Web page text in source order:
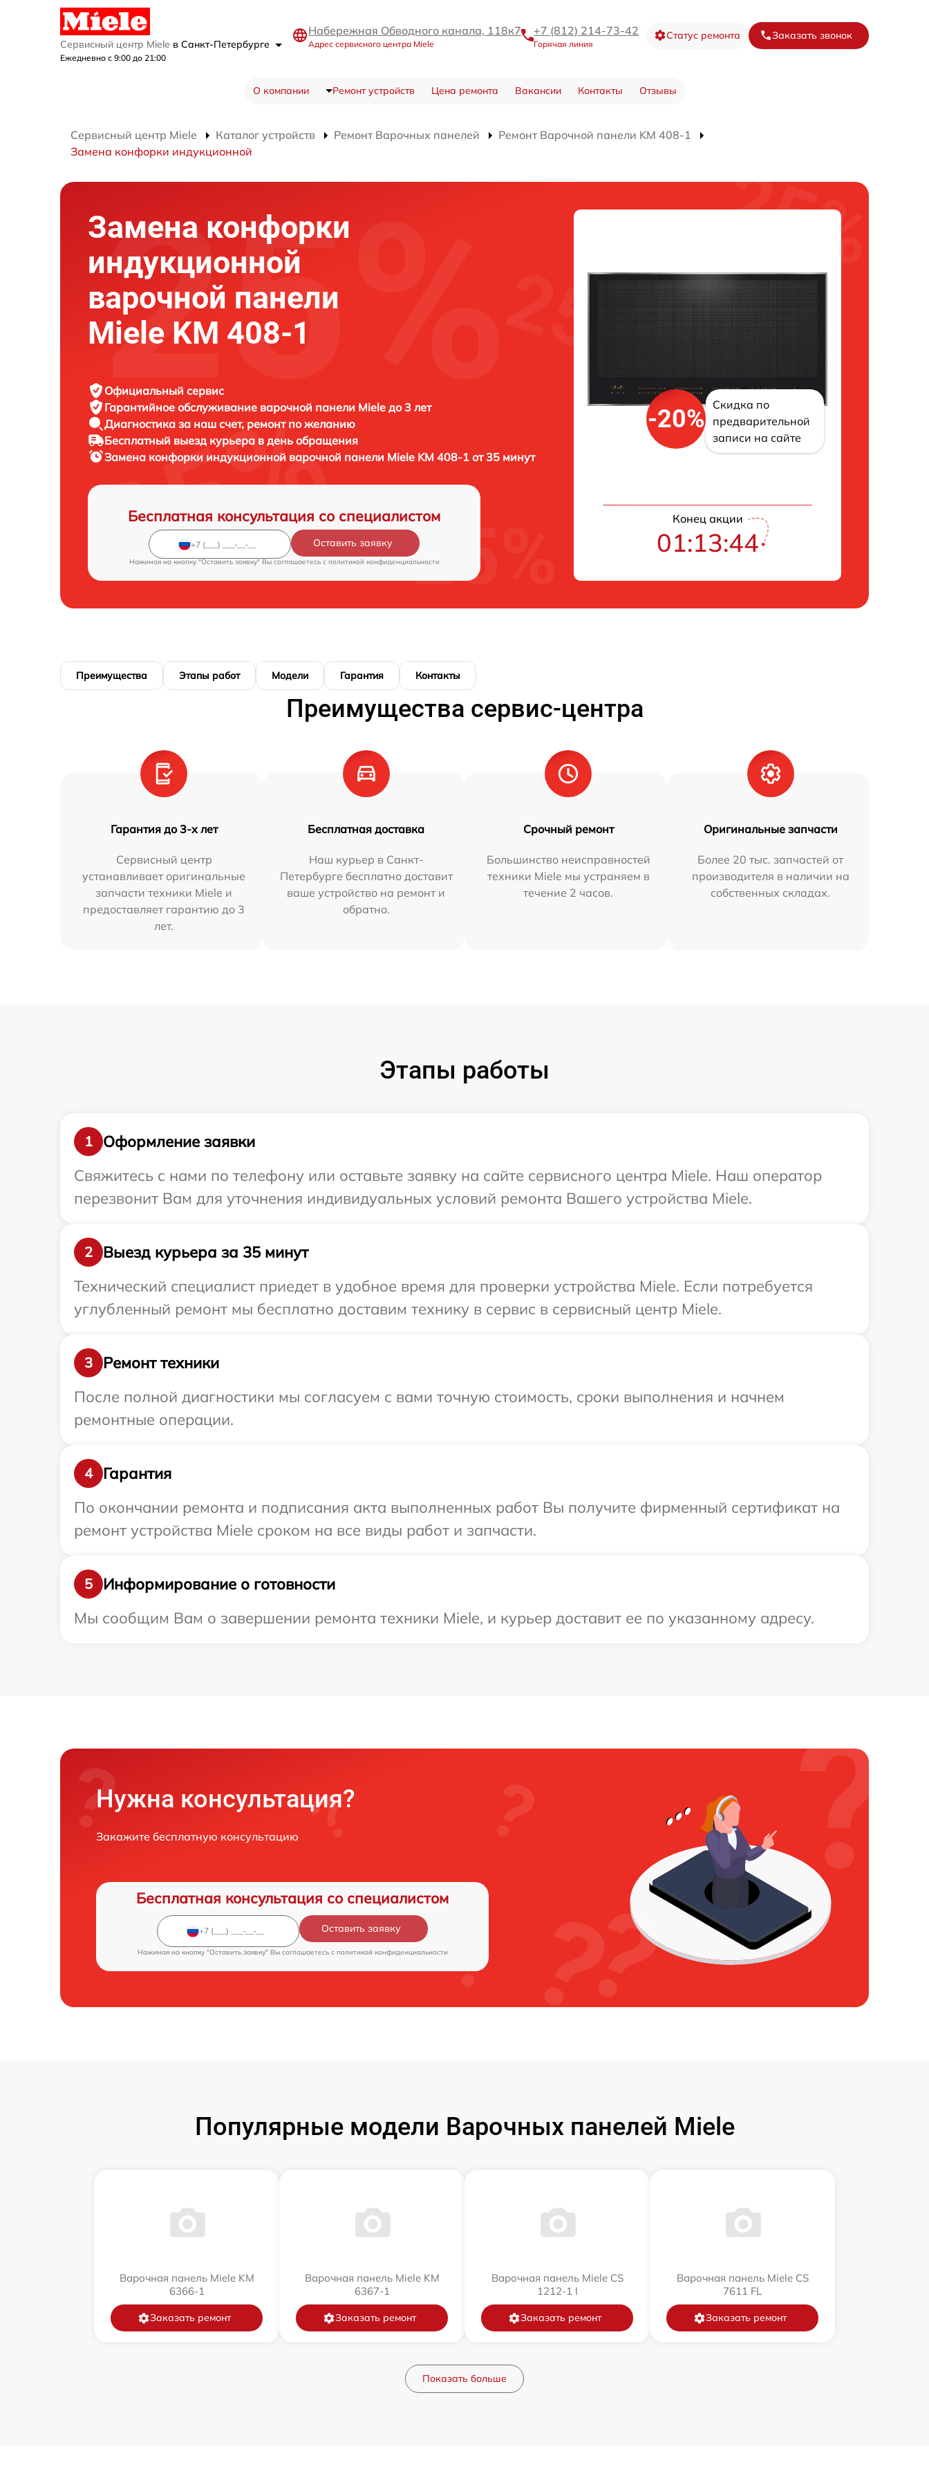
Сервисный центр Miele в Санкт-Петербурге
Ежедневно с 9:00 до 21:00
Набережная Обводного канала, 118к7
Адрес сервисного центра Miele
+7 (812) 214-73-42
Горячая линия
Статус ремонта Заказать звонок
О компании Ремонт устройств Цена ремонта Вакансии Контакты Отзывы
Сервисный центр Miele Каталог устройств Ремонт Варочных панелей
Ремонт Варочной панели KM 408-1
Замена конфорки индукционной
Замена конфорки
индукционной
варочной панели
Miele KM 408-1
Официальный сервис
Гарантийное обслуживание варочной панели Miele до 3 лет
Диагностика за наш счет, ремонт по желанию
Бесплатный выезд курьера в день обращения
Замена конфорки индукционной варочной панели Miele KM 408-1 от 35 минут
Бесплатная консультация со специалистом
Оставить заявку
Нажимая на кнопку "Оставить заявку" Вы соглашаетесь c политикой конфиденциальности
-20%
Скидка по
предварительной
записи на сайте
Конец акции
01:13:43
Преимущества Этапы работ Модели Гарантия Контакты
Преимущества сервис-центра
Гарантия до 3-х лет
Сервисный центр
устанавливает оригинальные
запчасти техники Miele и
предоставляет гарантию до 3
лет.
Бесплатная доставка
Наш курьер в Санкт-
Петербурге бесплатно доставит
ваше устройство на ремонт и
обратно.
Срочный ремонт
Большинство неисправностей
техники Miele мы устраняем в
течение 2 часов.
Оригинальные запчасти
Более 20 тыс. запчастей от
производителя в наличии на
собственных складах.
Этапы работы
1
Оформление заявки
Свяжитесь с нами по телефону или оставьте заявку на сайте сервисного центра Miele. Наш оператор
перезвонит Вам для уточнения индивидуальных условий ремонта Вашего устройства Miele.
2
Выезд курьера за 35 минут
Технический специалист приедет в удобное время для проверки устройства Miele. Если потребуется
углубленный ремонт мы бесплатно доставим технику в сервис в сервисный центр Miele.
3
Ремонт техники
После полной диагностики мы согласуем с вами точную стоимость, сроки выполнения и начнем
ремонтные операции.
4
Гарантия
По окончании ремонта и подписания акта выполненных работ Вы получите фирменный сертификат на
ремонт устройства Miele сроком на все виды работ и запчасти.
5
Информирование о готовности
Мы сообщим Вам о завершении ремонта техники Miele, и курьер доставит ее по указанному адресу.
Нужна консультация?
Закажите бесплатную консультацию
Бесплатная консультация со специалистом
Оставить заявку
Нажимая на кнопку "Оставить заявку" Вы соглашаетесь c политикой конфиденциальности
Популярные модели Варочных панелей Miele
Варочная панель Miele KM
6366-1
Заказать ремонт
Варочная панель Miele KM
6367-1
Заказать ремонт
Варочная панель Miele CS
1212-1 I
Заказать ремонт
Варочная панель Miele CS
7611 FL
Заказать ремонт
Показать больше